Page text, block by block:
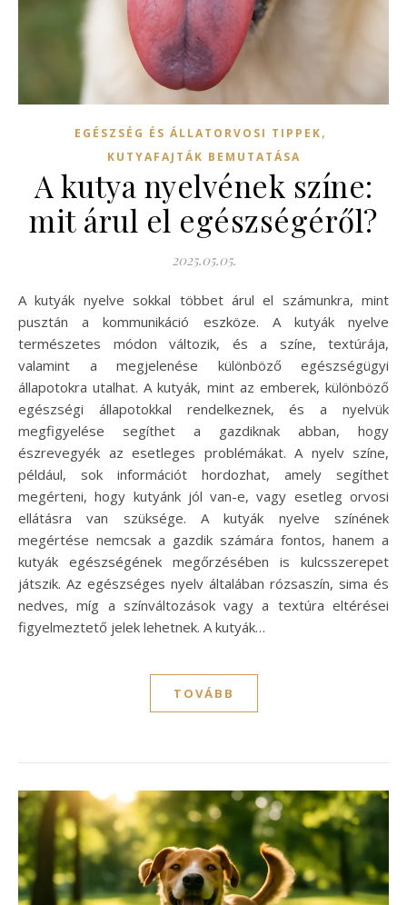
EGÉSZSÉG ÉS ÁLLATORVOSI TIPPEK,
KUTYAFAJTÁK BEMUTATÁSA
A kutya nyelvének színe:
mit árul el egészségéről?
2025.05.05.
A kutyák nyelve sokkal többet árul el számunkra, mint
pusztán a kommunikáció eszköze. A kutyák nyelve
természetes módon változik, és a színe, textúrája,
valamint a megjelenése különböző egészségügyi
állapotokra utalhat. A kutyák, mint az emberek, különböző
egészségi állapotokkal rendelkeznek, és a nyelvük
megfigyelése segíthet a gazdiknak abban, hogy
észrevegyék az esetleges problémákat. A nyelv színe,
például, sok információt hordozhat, amely segíthet
megérteni, hogy kutyánk jól van-e, vagy esetleg orvosi
ellátásra van szüksége. A kutyák nyelve színének
megértése nemcsak a gazdik számára fontos, hanem a
kutyák egészségének megőrzésében is kulcsszerepet
játszik. Az egészséges nyelv általában rózsaszín, sima és
nedves, míg a színváltozások vagy a textúra eltérései
figyelmeztető jelek lehetnek. A kutyák…
TOVÁBB